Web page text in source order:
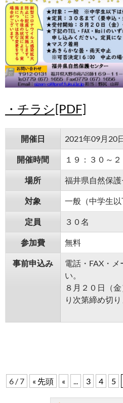
・チラシ[PDF]
開催日 2021年09月20
開催時間 １９：３０～
場所 福井県自然保
対象 一般（中学生以
定員 ３０名
参加費 無料
事前申込み
電話・FAX・
い。
８月２０日（
り次第締め切り
6 / 7 « 先頭 « ... 3 4 5